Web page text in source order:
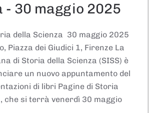
- 30 maggio 2025
della Scienza 30 maggio 2025
Piazza dei Giudici 1, Firenze La
di Storia della Scienza (SISS) è
un nuovo appuntamento del
di libri Pagine di Storia
che si terrà venerdì 30 maggio